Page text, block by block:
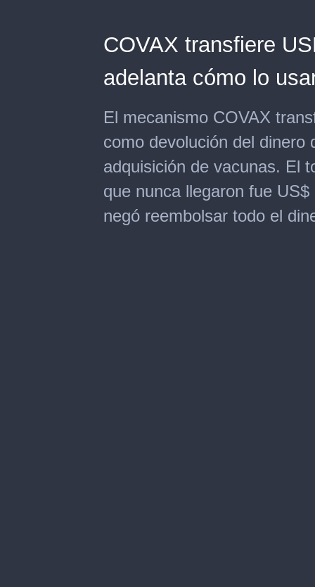
COVAX transfiere
adelanta cómo lo
El mecanismo COVAX
como devolución del dinero
adquisición de vacunas. El
que nunca llegaron fue
negó reembolsar todo el